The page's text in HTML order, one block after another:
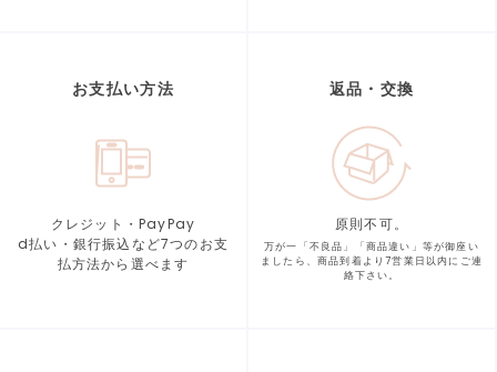
お支払い方法
クレジット・PayPay
d払い・銀行振込など7つのお支
払方法から選べます
返品・交換
原則不可。
万が一「不良品」「商品違い」等が御座い
ましたら、商品到着より7営業日以内にご連
絡下さい。